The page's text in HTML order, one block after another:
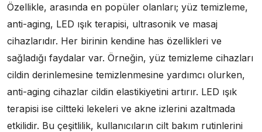
Özellikle, arasında en popüler olanları; yüz temizleme,
anti-aging, LED ışık terapisi, ultrasonik ve masaj
cihazlarıdır. Her birinin kendine has özellikleri ve
sağladığı faydalar var. Örneğin, yüz temizleme cihazları
cildin derinlemesine temizlenmesine yardımcı olurken,
anti-aging cihazlar cildin elastikiyetini artırır. LED ışık
terapisi ise ciltteki lekeleri ve akne izlerini azaltmada
etkilidir. Bu çeşitlilik, kullanıcıların cilt bakım rutinlerini